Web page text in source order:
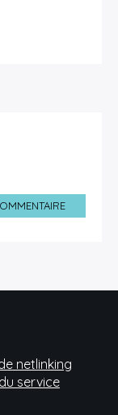
netlinking
service